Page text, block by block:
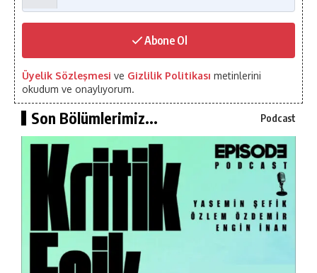
Abone Ol
Üyelik Sözleşmesi ve Gizlilik Politikası metinlerini
okudum ve onaylıyorum.
Son Bölümlerimiz... Podcast